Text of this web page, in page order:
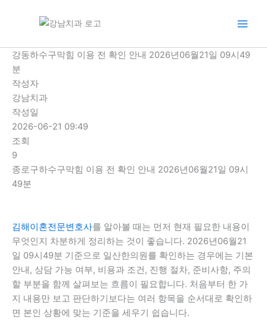
로 강동하수구막힘 이용 전 확인 안내 2026년06월21일 09시49
분
작성자
강남치과
작성일
2026-06-21 09:49
조회
9
종로구하수구막힘 이용 전 확인 안내 2026년06월21일 09시
49분
김해이혼전문변호사를 알아볼 때는 먼저 현재 필요한 내용이
무엇인지 차분하게 정리하는 것이 좋습니다. 2026년06월21
일 09시49분 기준으로 일산한의원를 확인하는 경우에는 기본
안내, 상담 가능 여부, 비용과 조건, 진행 절차, 준비사항, 주의
할 부분을 함께 살펴보는 흐름이 필요합니다. 처음부터 한 가
지 내용만 보고 판단하기보다는 여러 항목을 순서대로 확인하
면 본인 상황에 맞는 기준을 세우기 쉽습니다.